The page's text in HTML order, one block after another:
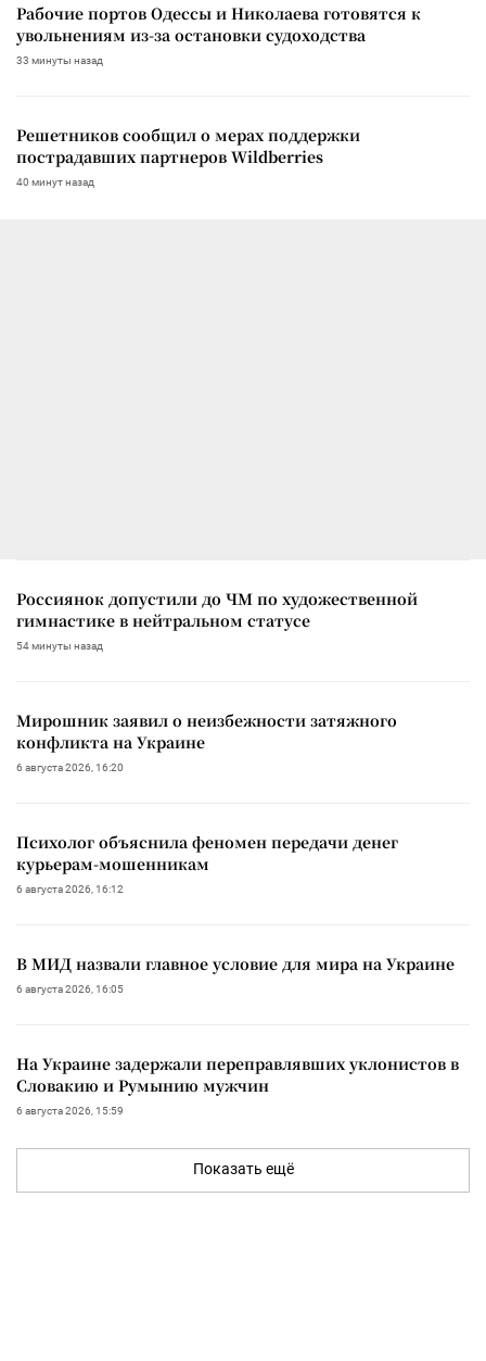
Рабочие портов Одессы и Николаева готовятся к
увольнениям из-за остановки судоходства
33 минуты назад
Решетников сообщил о мерах поддержки
пострадавших партнеров Wildberries
40 минут назад
Россиянок допустили до ЧМ по художественной
гимнастике в нейтральном статусе
54 минуты назад
Мирошник заявил о неизбежности затяжного
конфликта на Украине
6 августа 2026, 16:20
Психолог объяснила феномен передачи денег
курьерам-мошенникам
6 августа 2026, 16:12
В МИД назвали главное условие для мира на Украине
6 августа 2026, 16:05
На Украине задержали переправлявших уклонистов в
Словакию и Румынию мужчин
6 августа 2026, 15:59
Показать ещё